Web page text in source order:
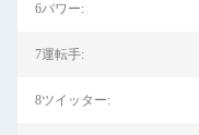
6パワー:
7運転手:
8ツイッター: